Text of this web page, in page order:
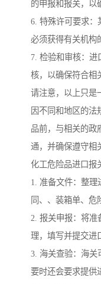
的申报和报关，以
6. 特殊许可要求：
必须获得有关机构
7. 检验和审核：
核，以确保符合相
请注意，以上只是
因不同和地区的法
品前，与相关的政
通，并确保遵守相
化工危险品进口报
1. 准备文件：整
同、、装箱单、危
2. 报关申报：将准
理，填写并提交进
3. 海关查验：海关
要时还会要求提供